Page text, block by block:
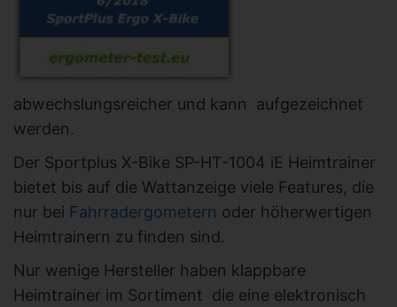
abwechslungsreicher und kann aufgezeichnet
werden.
Der Sportplus X-Bike SP-HT-1004 iE Heimtrainer
bietet bis auf die Wattanzeige viele Features, die
nur bei Fahrradergometern oder höherwertigen
Heimtrainern zu finden sind.
Nur wenige Hersteller haben klappbare
Heimtrainer im Sortiment die eine elektronisch